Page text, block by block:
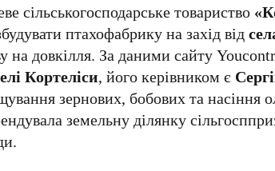
сільськогосподарське товариство
птахофабрику на захід від
на довкілля. За даними сайту
Кортеліси, його керівником є
зернових, бобових та насіння
земельну ділянку